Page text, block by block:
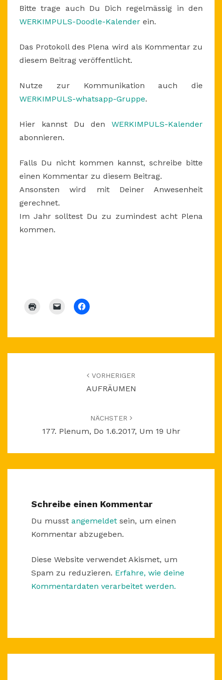
Bitte trage auch Du Dich regelmässig in den
WERKIMPULS-Doodle-Kalender ein.
Das Protokoll des Plena wird als Kommentar zu
diesem Beitrag veröffentlicht.
Nutze zur Kommunikation auch die
WERKIMPULS-whatsapp-Gruppe.
Hier kannst Du den WERKIMPULS-Kalender
abonnieren.
Falls Du nicht kommen kannst, schreibe bitte
einen Kommentar zu diesem Beitrag.
Ansonsten wird mit Deiner Anwesenheit
gerechnet.
Im Jahr solltest Du zu zumindest acht Plena
kommen.
VORHERIGER
AUFRÄUMEN
NÄCHSTER
177. Plenum, Do 1.6.2017, Um 19 Uhr
Schreibe einen Kommentar
Du musst angemeldet sein, um einen
Kommentar abzugeben.
Diese Website verwendet Akismet, um
Spam zu reduzieren. Erfahre, wie deine
Kommentardaten verarbeitet werden.